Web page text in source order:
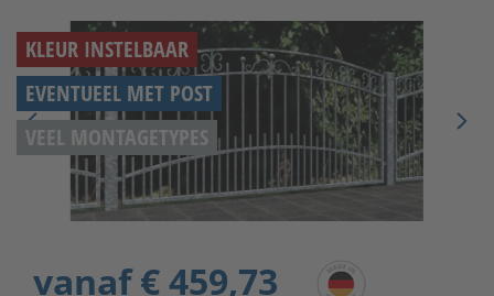
KLEUR INSTELBAAR
EVENTUEEL MET POST
VEEL MONTAGETYPES
vanaf€ 459,73